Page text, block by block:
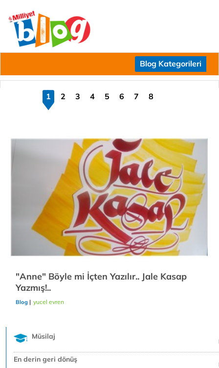
Blog Kategorileri
1 2 3 4 5 6 7 8
"Anne" Böyle mi İçten Yazılır.. Jale Kasap
Yazmış!..
Blog | yucel evren
Müsilaj
En derin geri dönüş